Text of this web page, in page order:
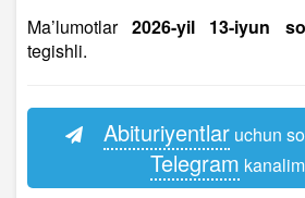
Ma’lumotlar2026-yil 13-iyun
tegishli.
Abituriyentlaruchun
Telegram